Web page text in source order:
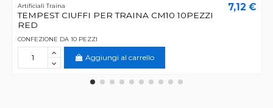
Artificiali Traina
TEMPEST CIUFFI PER TRAINA CM10 10PEZZI
RED
7,12 €
CONFEZIONE DA 10 PEZZI
Aggiungi al carrello